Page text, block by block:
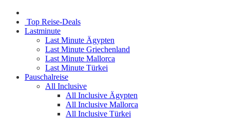
Top Reise-Deals
Lastminute
Last Minute Ägypten
Last Minute Griechenland
Last Minute Mallorca
Last Minute Türkei
Pauschalreise
All Inclusive
All Inclusive Ägypten
All Inclusive Mallorca
All Inclusive Türkei